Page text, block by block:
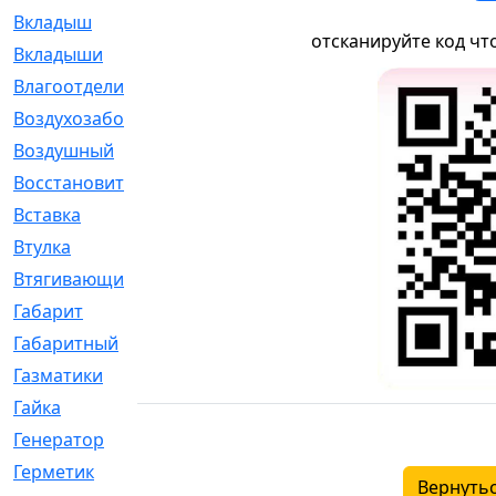
Вкладыш
Вкладыши
Влагоотделитель
Воздухозаборник
Воздушный
Восстановительный
Вставка
Втулка
Втягивающий
Габарит
Габаритный
Газматики
Гайка
[104]
Генератор
Герметик
отсканируйте код